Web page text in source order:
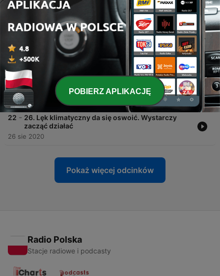
08 lip 2020
24 - Czarne złoto? Czarna śmierć. Lokomotywa,
opalana węglem przez polityków, to ekspres do
katastrofy
10 lut 2020
23 - 2. "Wyobraź sobie, że najgorszy dzień twojego
życia będzie codziennie". Katastrofa klimatyczna
potęguje znane choroby i przynosi nowe
03 lut 2020
22 - 26. Lęk klimatyczny da się oswoić. Wystarczy
zacząć działać
26 sie 2020
Pokaż więcej odcinków
Radio Polska
Stacje radiowe i podcasty
POBIERZ APLIKACJĘ